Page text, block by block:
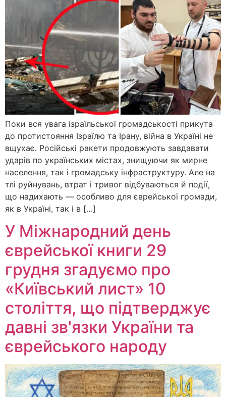
Поки вся увага ізраїльської громадськості прикута
до протистояння Ізраїлю та Ірану, війна в Україні не
вщухає. Російські ракети продовжують завдавати
ударів по українських містах, знищуючи як мирне
населення, так і громадську інфраструктуру. Але на
тлі руйнувань, втрат і тривог відбуваються й події,
що надихають — особливо для єврейської громади,
як в Україні, так і в […]
У Міжнародний день
єврейської книги 29
грудня згадуємо про
«Київський лист» 10
століття, що підтверджує
давні зв'язки України та
єврейського народу